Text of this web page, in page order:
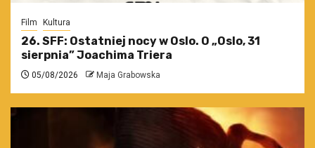
Film Kultura
26. SFF: Ostatniej nocy w Oslo. O „Oslo, 31
sierpnia” Joachima Triera
05/08/2026 Maja Grabowska